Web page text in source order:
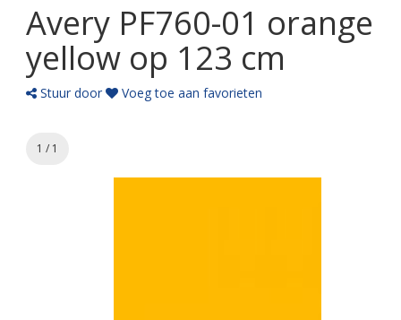
Avery PF760-01 orange
yellow op 123 cm
Stuur door Voeg toe aan favorieten
1 / 1